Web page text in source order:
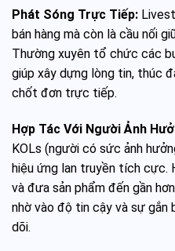
Phát Sóng Trực Tiếp:
bán hàng mà còn là cầu nối
Thường xuyên tổ chức các
giúp xây dựng lòng tin, thúc
chốt đơn trực tiếp.
Hợp Tác Với Người Ảnh
KOLs (người có sức ảnh
hiệu ứng lan truyền tích cực.
và đưa sản phẩm đến gần
nhờ vào độ tin cậy và sự
dõi.